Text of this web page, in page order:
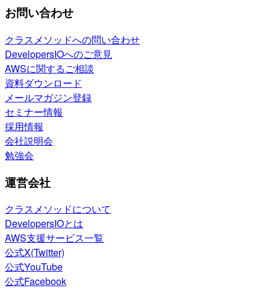
お問い合わせ
クラスメソッドへの問い合わせ
DevelopersIOへのご意見
AWSに関するご相談
資料ダウンロード
メールマガジン登録
セミナー情報
採用情報
会社説明会
勉強会
運営会社
クラスメソッドについて
DevelopersIOとは
AWS支援サービス一覧
公式X(Twitter)
公式YouTube
公式Facebook